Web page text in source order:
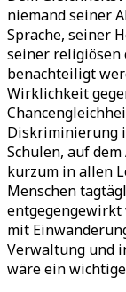
niemand seiner
Sprache, seiner
seiner religiösen
benachteiligt
Wirklichkeit
Diskriminierung
Schulen, auf
kurzum in allen
Menschen
entgegengewirkt
mit
Verwaltung und
wäre ein